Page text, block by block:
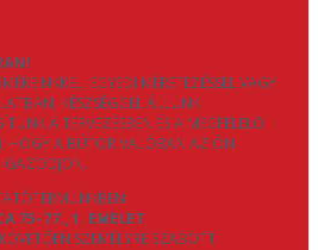
EGYEDI MÉRETEZÉSSEL VAGY
KÉSZSÉGGEL ÁLLUNK
A TERVEZÉSBEN ÉS A MEGFELELŐ
HOGY A BÚTOR VALÓBAN AZ ÖN
75–77., 1. EMELET,
SZEMÉLYRE SZABOTT